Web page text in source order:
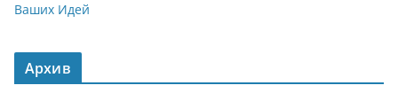
Ваших Идей
Архив